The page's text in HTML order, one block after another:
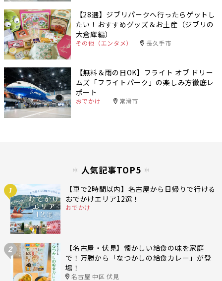
【28選】ジブリパークへ行ったらゲットし
たい！おすすめグッズ＆お土産（ジブリの
大倉庫編）
その他（エンタメ） 長久手市
【無料＆雨の日OK】フライト オブ ドリー
ムズ「フライトパーク」の楽しみ方徹底レ
ポート
おでかけ 常滑市
人気記事TOP5
1
【車で2時間以内】名古屋から日帰りで行ける
おでかけエリア12選！
おでかけ
2
【名古屋・伏見】懐かしい給食の味を家庭
で！万勝から「なつかしの給食カレー」が登
場！
名古屋 中区 伏見